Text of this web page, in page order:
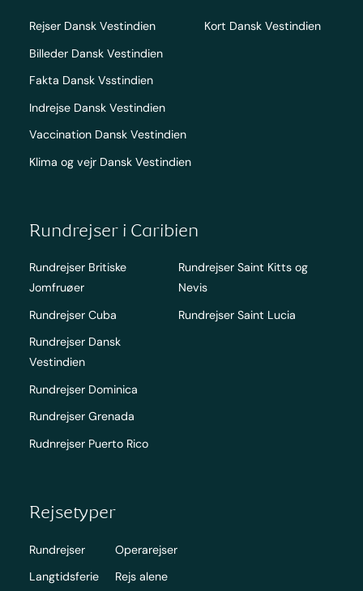
Rejser Dansk Vestindien
Billeder Dansk Vestindien
Fakta Dansk Vsstindien
Indrejse Dansk Vestindien
Vaccination Dansk Vestindien
Klima og vejr Dansk Vestindien
Kort Dansk Vestindien
Rundrejser i Caribien
Rundrejser Britiske
Jomfruøer
Rundrejser Cuba
Rundrejser Dansk
Vestindien
Rundrejser Dominica
Rundrejser Grenada
Rudnrejser Puerto Rico
Rundrejser Saint Kitts og
Nevis
Rundrejser Saint Lucia
Rejsetyper
Rundrejser
Langtidsferie
Operarejser
Rejs alene